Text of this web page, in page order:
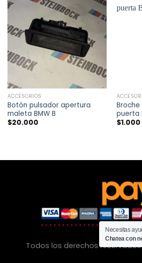
ACCESORIOS
Botón pulsador apertura
maleta BMW B
$20.000
puerta
$1.000
Todos los derechos
Necesitas
Chatea con